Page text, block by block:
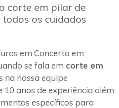
corte em pilar de
os cuidados
em Concerto em
se fala em corte em
na nossa equipe
anos de experiência além
específicos para